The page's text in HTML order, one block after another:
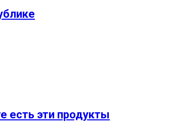
есть эти продукты